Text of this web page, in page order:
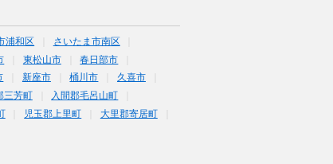
浦和区
さいたま市南区
東松山市
春日部市
新座市 桶川市
久喜市
三芳町
入間郡毛呂山町
児玉郡上里町
大里郡寄居町